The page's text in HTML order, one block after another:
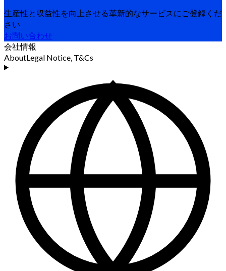
生産性と収益性を向上させる革新的なサービスにご登録くだ
さい
お問い合わせ
会社情報
AboutLegal Notice, T&Cs